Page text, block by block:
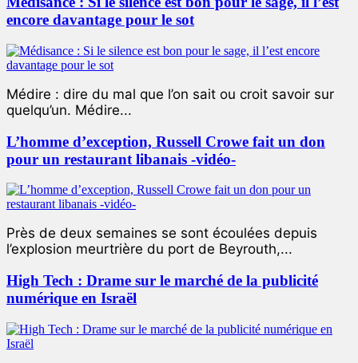
encore davantage pour le sot
Médire : dire du mal que l’on sait ou croit savoir sur
quelqu’un. Médire...
L’homme d’exception, Russell Crowe fait un don
pour un restaurant libanais -vidéo-
Près de deux semaines se sont écoulées depuis
l’explosion meurtrière du port de Beyrouth,...
High Tech : Drame sur le marché de la publicité
numérique en Israël